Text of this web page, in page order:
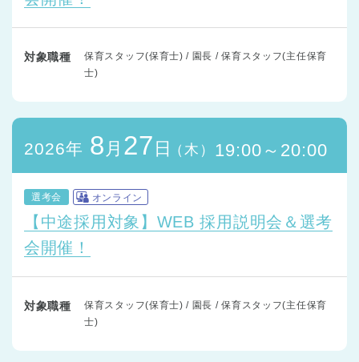
対象職種
保育スタッフ(保育士) / 園長 / 保育スタッフ(主任保育
士)
2026年 8 月 27 日 （木） 19:00～20:00
選考会 オンライン
【中途採用対象】WEB 採用説明会＆選考
会開催！
対象職種
保育スタッフ(保育士) / 園長 / 保育スタッフ(主任保育
士)